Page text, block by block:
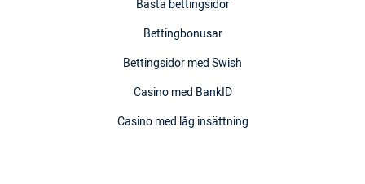
Bästa bettingsidor
Bettingbonusar
Bettingsidor med Swish
Casino med BankID
Casino med låg insättning